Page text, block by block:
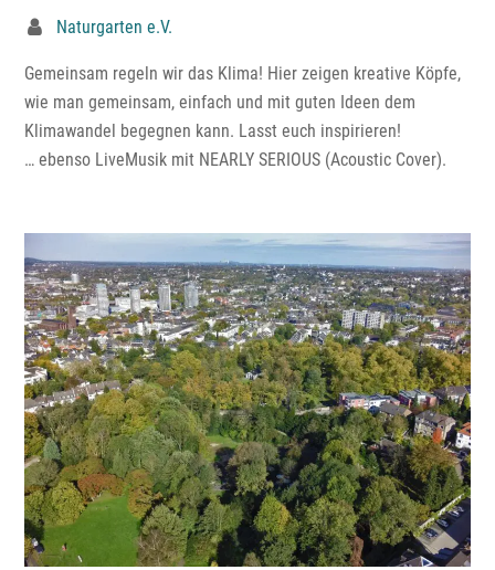
Naturgarten e.V.
Gemeinsam regeln wir das Klima! Hier zeigen kreative Köpfe,
wie man gemeinsam, einfach und mit guten Ideen dem
Klimawandel begegnen kann. Lasst euch inspirieren!
… ebenso LiveMusik mit NEARLY SERIOUS (Acoustic Cover).